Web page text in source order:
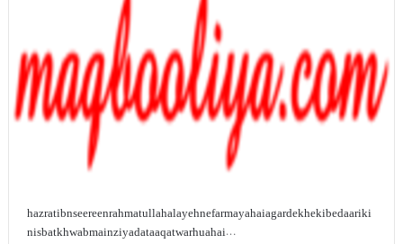
hazrat ibn seereen rahmatullah alayeh ne farmaya hai agar dekhe ki bedaari ki
nisbat khwab main ziyada taaqatwar hua hai…